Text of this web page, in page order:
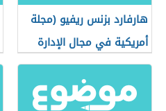
هارفارد بزنس ريفيو (مجلة
أمريكية في مجال الإدارة
والأعمال)